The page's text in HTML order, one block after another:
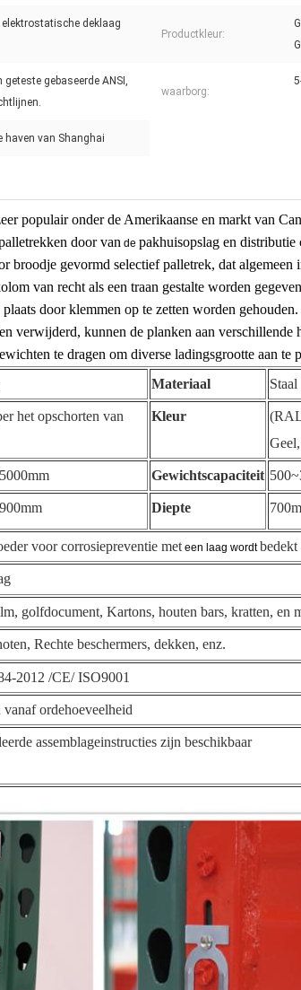
elektrostatische deklaag
Productkleur:
geteste gebaseerde ANSI,
waarborg:
haven van Shanghai
populair onder de Amerikaanse en markt van
door van de pakhuisopslag en
broodje gevormd selectief palletrek, dat
van recht als een traan gestalte worden
door klemmen op te zetten worden
verwijderd, kunnen de planken aan verschillende
te dragen om diverse ladingsgrootte aan te
Materiaal Staal
het opschorten van
Kleur
Gewichtscapaciteit
Diepte
voor corrosiepreventie meteen laag wordtbedekt
golfdocument, Kartons, houten bars, kratten, en
Rechte beschermers, dekken, enz.
2012 /CE/ ISO9001
vanaf ordehoeveelheid
assemblageinstructies zijn beschikbaar